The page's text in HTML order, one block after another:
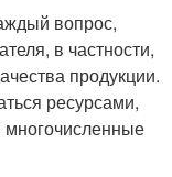
вопрос,
в частности,
продукции.
ресурсами,
многочисленные